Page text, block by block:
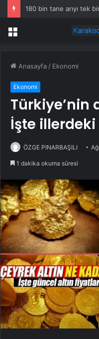
180 bin tane arıyı tek
Menü
Anasayfa / Ekonomi
Ekonomi
Türkiye’nin
İşte illerdeki
ÖZGE PINARBAŞILI
1 dakika okuma süresi